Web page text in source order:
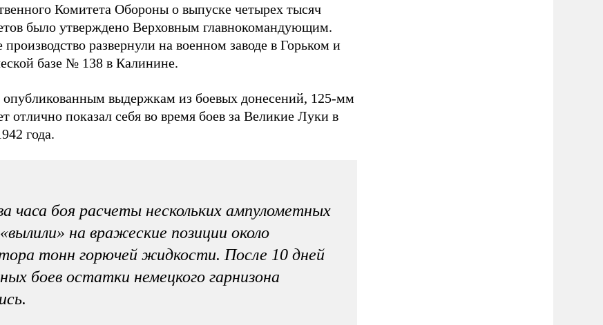
Комитета Обороны о выпуске четырех тысяч
было утверждено Верховным главнокомандующим.
развернули на военном заводе в Горьком и
базе № 138 в Калинине.
опубликованным выдержкам из боевых донесений, 125-мм
отлично показал себя во время боев за Великие Луки в
года.
часа боя расчеты нескольких ампулометных
на вражеские позиции около
тонн горючей жидкости. После 10 дней
боев остатки немецкого гарнизона